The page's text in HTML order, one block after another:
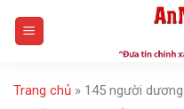
Trang chủ » 145 người